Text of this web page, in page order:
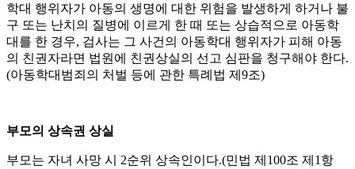
학대 행위자가 아동의 생명에 대한 위험을 발생하게 하거나 불
구 또는 난치의 질병에 이르게 한 때 또는 상습적으로 아동학
대를 한 경우, 검사는 그 사건의 아동학대 행위자가 피해 아동
의 친권자라면 법원에 친권상실의 선고 심판을 청구해야 한다.
(아동학대범죄의 처벌 등에 관한 특례법 제9조)
부모의 상속권 상실
부모는 자녀 사망 시 2순위 상속인이다.(민법 제100조 제1항